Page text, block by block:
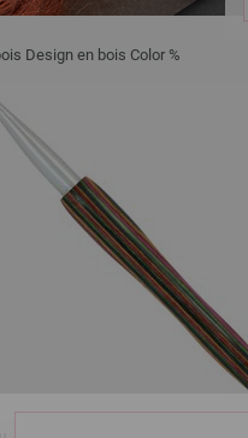
Design en bois Color %